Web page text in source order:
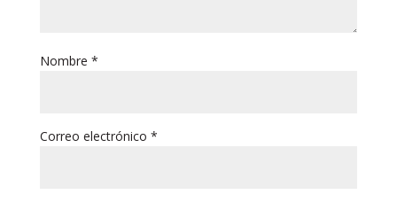
Nombre *
Correo electrónico *